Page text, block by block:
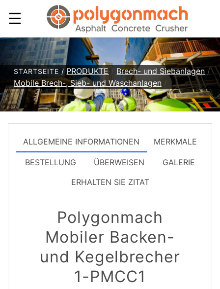
☰
STARTSEITE /PRODUKTE/ Brech- und Siebanlagen /
Mobile Brech-, Sieb- und Waschanlagen /
ALLGEMEINE INFORMATIONEN
Polygonmach
Mobiler Backen-
und Kegelbrecher
1-PMCC1
MERKMALE
BESTELLUNG ÜBERWEISEN
GALERIE
ERHALTEN SIE ZITAT